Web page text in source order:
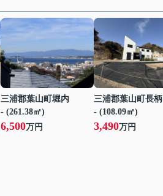
三浦郡葉山町堀内
- (261.38㎡)
6,500万円
三浦郡葉山町長柄
- (108.09㎡)
3,490万円